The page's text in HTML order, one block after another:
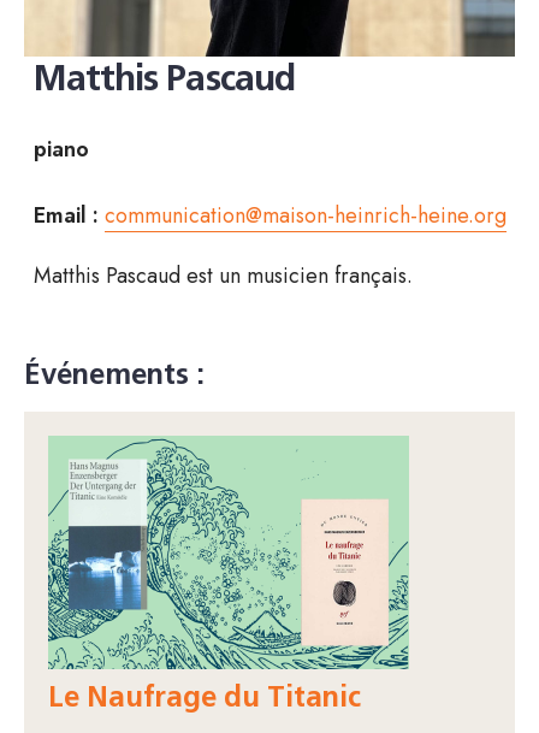
Matthis Pascaud
piano
Email : communication@maison-heinrich-heine.org
Matthis Pascaud est un musicien français.
Événements :
Le Naufrage du Titanic